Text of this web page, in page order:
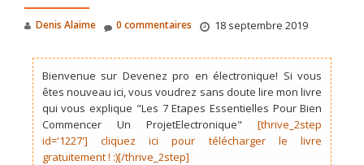
Denis Alaime 18 septembre 2019
0 commentaires
Bienvenue sur Devenez pro en électronique! Si vous
êtes nouveau ici, vous voudrez sans doute lire mon livre
qui vous explique "Les 7 Etapes Essentielles Pour Bien
Commencer Un ProjetElectronique"[thrive_2step
id='1227'] cliquez ici pour télécharger le livre
gratuitement ! :)[/thrive_2step]